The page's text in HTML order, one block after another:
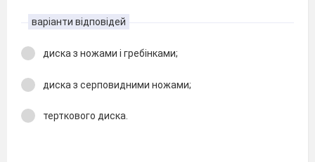
варіанти відповідей
диска з ножами і гребінками;
диска з серповидними ножами;
терткового диска.